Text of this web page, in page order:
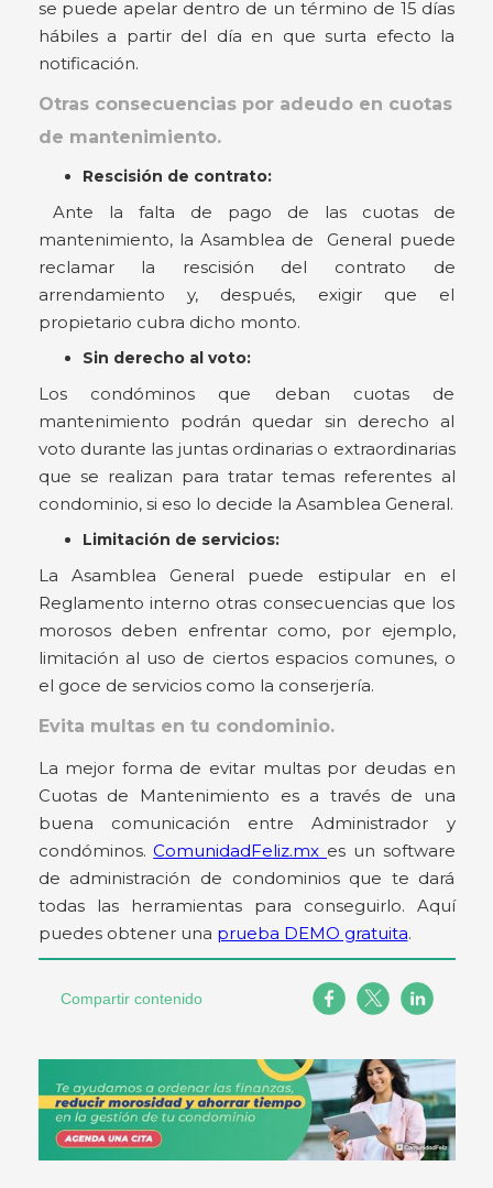
se puede apelar dentro de un término de 15 días
hábiles a partir del día en que surta efecto la
notificación.
Otras consecuencias por adeudo en cuotas
de mantenimiento.
Rescisión de contrato:
Ante la falta de pago de las cuotas de
mantenimiento, la Asamblea de General puede
reclamar la rescisión del contrato de
arrendamiento y, después, exigir que el
propietario cubra dicho monto.
Sin derecho al voto:
Los condóminos que deban cuotas de
mantenimiento podrán quedar sin derecho al
voto durante las juntas ordinarias o extraordinarias
que se realizan para tratar temas referentes al
condominio, si eso lo decide la Asamblea General.
Limitación de servicios:
La Asamblea General puede estipular en el
Reglamento interno otras consecuencias que los
morosos deben enfrentar como, por ejemplo,
limitación al uso de ciertos espacios comunes, o
el goce de servicios como la conserjería.
Evita multas en tu condominio.
La mejor forma de evitar multas por deudas en
Cuotas de Mantenimiento es a través de una
buena comunicación entre Administrador y
condóminos.ComunidadFeliz.mx es un software
de administración de condominios que te dará
todas las herramientas para conseguirlo. Aquí
puedes obtener una prueba DEMO gratuita.
Compartir contenido